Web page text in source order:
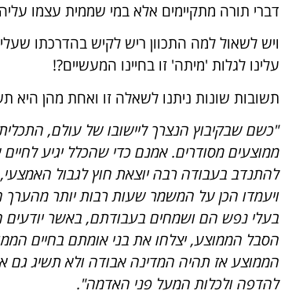
דברי תורה מתקיימים אלא במי שממית עצמו
ויש לשאול למה התכוון ריש לקיש בהדרכתו
עלינו לגלות 'מיתה' זו בחיינו המעשיים?!
תשובות שונות ניתנו לשאלה זו ואחת מהן היא
"כשם שבקיבוץ הנצרך ליישובו של עולם,
ממוצעים מסודרים. אמנם כדי שהכלל יגיע
להתנדב בעבודה רבה יוצאת חוץ לגבול
ויעמדו הכן על המשמר שעות רבות יותר
בעלי נפש הם ושמחים בעבודתם, באשר
הסבל הממוצע, יצלחו את בני אומתם בחיים
הממוצע אז תהיה המדינה אבודה ולא תשיג גם
להדפה ולכלות המעל פני האדמה".